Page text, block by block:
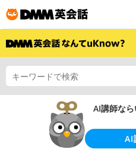
AI講師な
AI